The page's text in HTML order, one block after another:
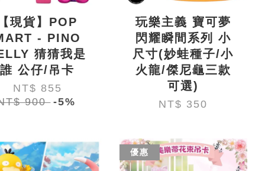
現貨】POP
- PINO
猜猜我是
誰 公仔/吊卡
NT$ 855
900 -5%
玩樂主義 寶可夢
閃耀瞬間系列 小
尺寸(妙蛙種子/小
火龍/傑尼龜三款
可選)
NT$ 350
優惠